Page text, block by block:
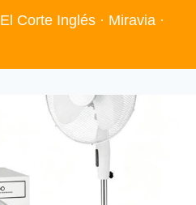
El Corte Inglés · Miravia ·